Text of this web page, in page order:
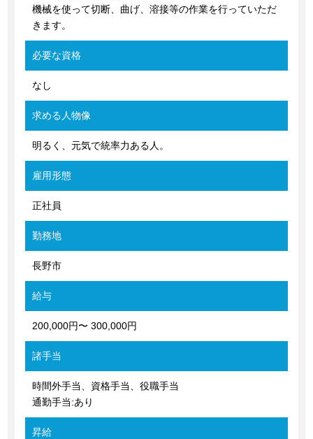
機械を使って切断、曲げ、溶接等の作業を行っていただ
きます。
必要な資格
なし
求める人物像
明るく、元気で統率力ある人。
雇用形態
正社員
勤務地
長野市
給与
200,000円〜 300,000円
諸手当
時間外手当、資格手当、役職手当
通勤手当:あり
昇給